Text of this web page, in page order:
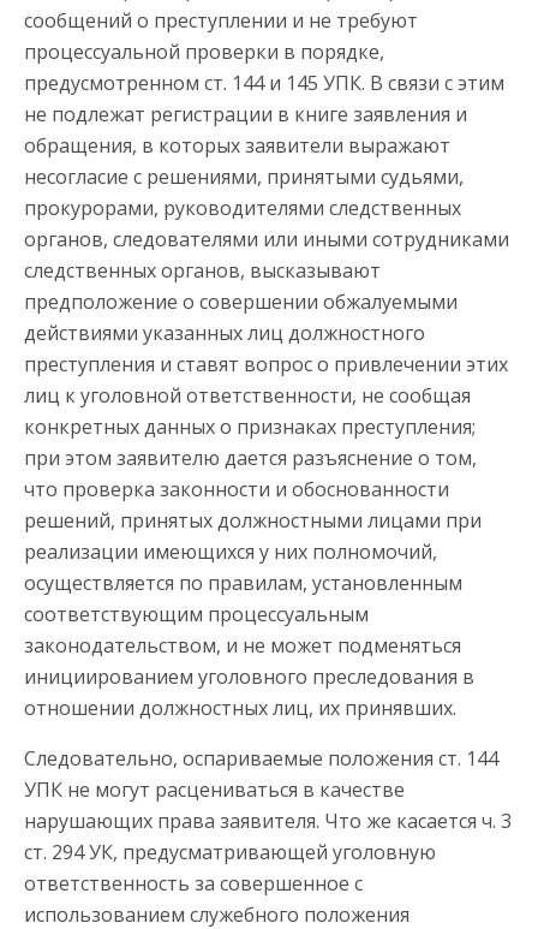
сообщений о преступлении и не требуют
процессуальной проверки в порядке,
предусмотренном ст. 144 и 145 УПК. В связи с этим
не подлежат регистрации в книге заявления и
обращения, в которых заявители выражают
несогласие с решениями, принятыми судьями,
прокурорами, руководителями следственных
органов, следователями или иными сотрудниками
следственных органов, высказывают
предположение о совершении обжалуемыми
действиями указанных лиц должностного
преступления и ставят вопрос о привлечении этих
лиц к уголовной ответственности, не сообщая
конкретных данных о признаках преступления;
при этом заявителю дается разъяснение о том,
что проверка законности и обоснованности
решений, принятых должностными лицами при
реализации имеющихся у них полномочий,
осуществляется по правилам, установленным
соответствующим процессуальным
законодательством, и не может подменяться
инициированием уголовного преследования в
отношении должностных лиц, их принявших.
Следовательно, оспариваемые положения ст. 144
УПК не могут расцениваться в качестве
нарушающих права заявителя. Что же касается ч. 3
ст. 294 УК, предусматривающей уголовную
ответственность за совершенное с
использованием служебного положения